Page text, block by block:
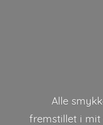
Alle
fremstillet i